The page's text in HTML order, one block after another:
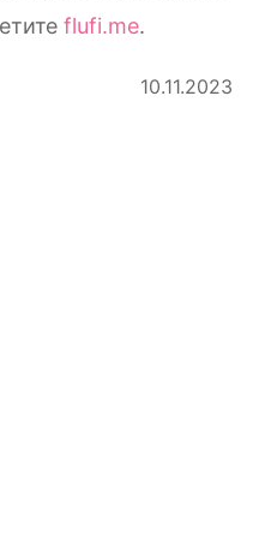
flufi.me.
10.11.2023